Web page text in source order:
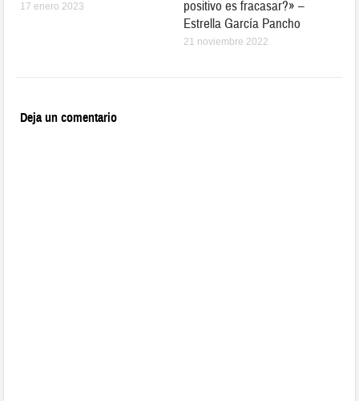
17 enero 2023
positivo es fracasar?» –
Estrella García Pancho
21 noviembre 2022
Deja un comentario